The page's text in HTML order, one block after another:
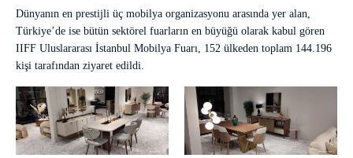
Dünyanın en prestijli üç mobilya organizasyonu arasında yer alan,
Türkiye’de ise bütün sektörel fuarların en büyüğü olarak kabul gören
IIFF Uluslararası İstanbul Mobilya Fuarı, 152 ülkeden toplam 144.196
kişi tarafından ziyaret edildi.